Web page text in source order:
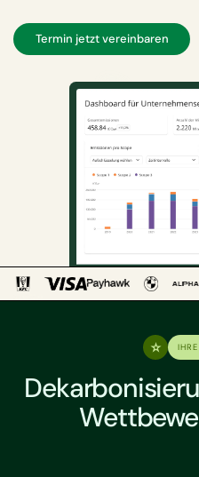
Termin jetzt vereinbaren